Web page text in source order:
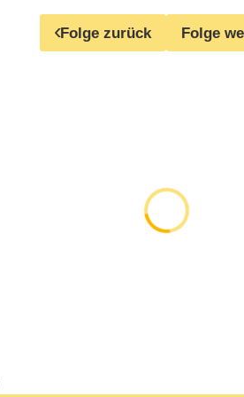
Folge zurück Folge